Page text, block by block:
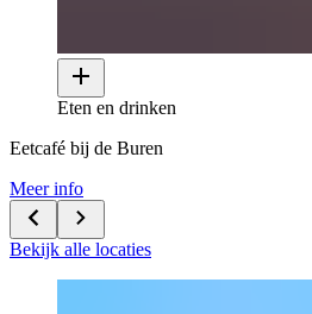
Eten en drinken
Eetcafé bij de Buren
Meer info
Bekijk alle locaties